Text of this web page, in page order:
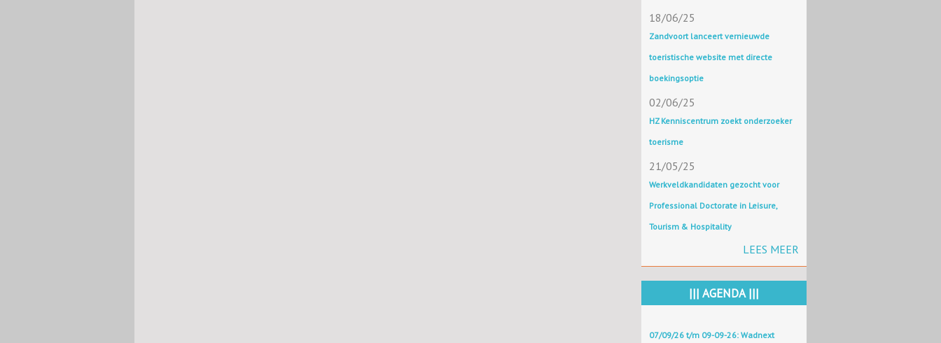
18/06/25
Zandvoort lanceert vernieuwde
toeristische website met directe
boekingsoptie
02/06/25
HZ Kenniscentrum zoekt onderzoeker
toerisme
21/05/25
Werkveldkandidaten gezocht voor
Professional Doctorate in Leisure,
Tourism & Hospitality
LEES MEER
||| AGENDA |||
07/09/26 t/m 09-09-26: Wadnext